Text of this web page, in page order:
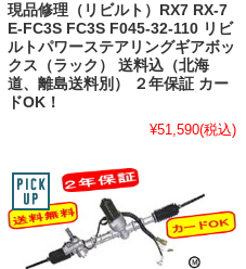
現品修理（リビルト）RX7 RX-7
E-FC3S FC3S F045-32-110 リビ
ルトパワーステアリングギアボッ
クス（ラック） 送料込（北海
道、離島送料別） ２年保証 カー
ドOK！
¥51,590(税込)